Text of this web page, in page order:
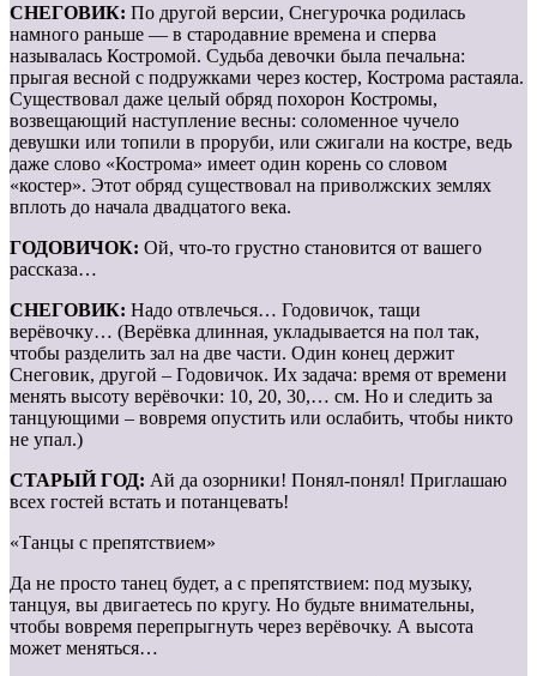
СНЕГОВИК: По другой версии, Снегурочка родилась
намного раньше — в стародавние времена и сперва
называлась Костромой. Судьба девочки была печальна:
прыгая весной с подружками через костер, Кострома растаяла.
Существовал даже целый обряд похорон Костромы,
возвещающий наступление весны: соломенное чучело
девушки или топили в проруби, или сжигали на костре, ведь
даже слово «Кострома» имеет один корень со словом
«костер». Этот обряд существовал на приволжских землях
вплоть до начала двадцатого века.
ГОДОВИЧОК: Ой, что-то грустно становится от вашего
рассказа…
СНЕГОВИК: Надо отвлечься… Годовичок, тащи
верёвочку… (Верёвка длинная, укладывается на пол так,
чтобы разделить зал на две части. Один конец держит
Снеговик, другой – Годовичок. Их задача: время от времени
менять высоту верёвочки: 10, 20, 30,… см. Но и следить за
танцующими – вовремя опустить или ослабить, чтобы никто
не упал.)
СТАРЫЙ ГОД: Ай да озорники! Понял-понял! Приглашаю
всех гостей встать и потанцевать!
«Танцы с препятствием»
Да не просто танец будет, а с препятствием: под музыку,
танцуя, вы двигаетесь по кругу. Но будьте внимательны,
чтобы вовремя перепрыгнуть через верёвочку. А высота
может меняться…